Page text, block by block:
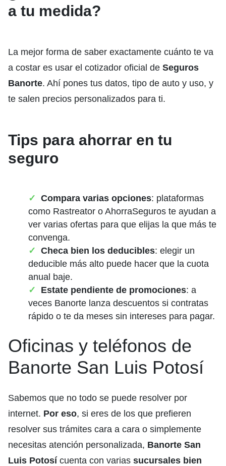
a tu medida?
La mejor forma de saber exactamente cuánto te va
a costar es usar el cotizador oficial de Seguros
Banorte. Ahí pones tus datos, tipo de auto y uso, y
te salen precios personalizados para ti.
Tips para ahorrar en tu
seguro
Compara varias opciones: plataformas
como Rastreator o AhorraSeguros te ayudan a
ver varias ofertas para que elijas la que más te
convenga.
Checa bien los deducibles: elegir un
deducible más alto puede hacer que la cuota
anual baje.
Estate pendiente de promociones: a
veces Banorte lanza descuentos si contratas
rápido o te da meses sin intereses para pagar.
Oficinas y teléfonos de
Banorte San Luis Potosí
Sabemos que no todo se puede resolver por
internet. Por eso, si eres de los que prefieren
resolver sus trámites cara a cara o simplemente
necesitas atención personalizada, Banorte San
Luis Potosícuenta con varias sucursales bien